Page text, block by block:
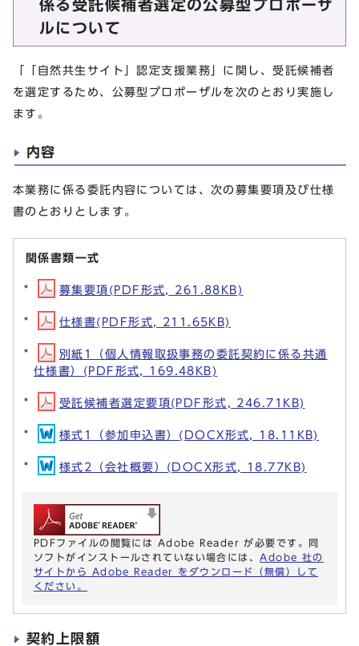
係る受託候補者選定の公募型プロポーザ
ルについて
「「自然共生サイト」認定支援業務」に関し、受託候補者
を選定するため、公募型プロポーザルを次のとおり実施し
ます。
内容
本業務に係る委託内容については、次の募集要項及び仕様
書のとおりとします。
関係書類一式
募集要項(PDF形式, 261.88KB)
仕様書(PDF形式, 211.65KB)
別紙1（個人情報取扱事務の委託契約に係る共通
仕様書）(PDF形式, 169.48KB)
受託候補者選定要項(PDF形式, 246.71KB)
様式1（参加申込書）(DOCX形式, 18.11KB)
様式2（会社概要）(DOCX形式, 18.77KB)
PDFファイルの閲覧には Adobe Reader が必要です。同
ソフトがインストールされていない場合には、 Adobe 社の
サイトから Adobe Reader をダウンロード（無償）して
ください。
契約上限額